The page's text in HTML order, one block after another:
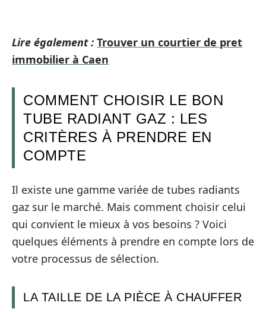
Lire également : Trouver un courtier de pret
immobilier à Caen
COMMENT CHOISIR LE BON
TUBE RADIANT GAZ : LES
CRITÈRES À PRENDRE EN
COMPTE
Il existe une gamme variée de tubes radiants
gaz sur le marché. Mais comment choisir celui
qui convient le mieux à vos besoins ? Voici
quelques éléments à prendre en compte lors de
votre processus de sélection.
LA TAILLE DE LA PIÈCE À CHAUFFER